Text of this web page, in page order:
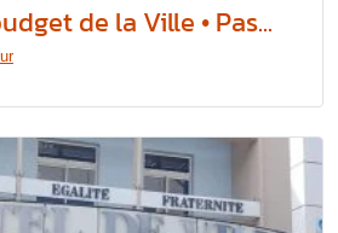
de la Ville • Pas...